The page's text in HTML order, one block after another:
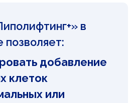
в
позволяет:
добавление
клеток
или